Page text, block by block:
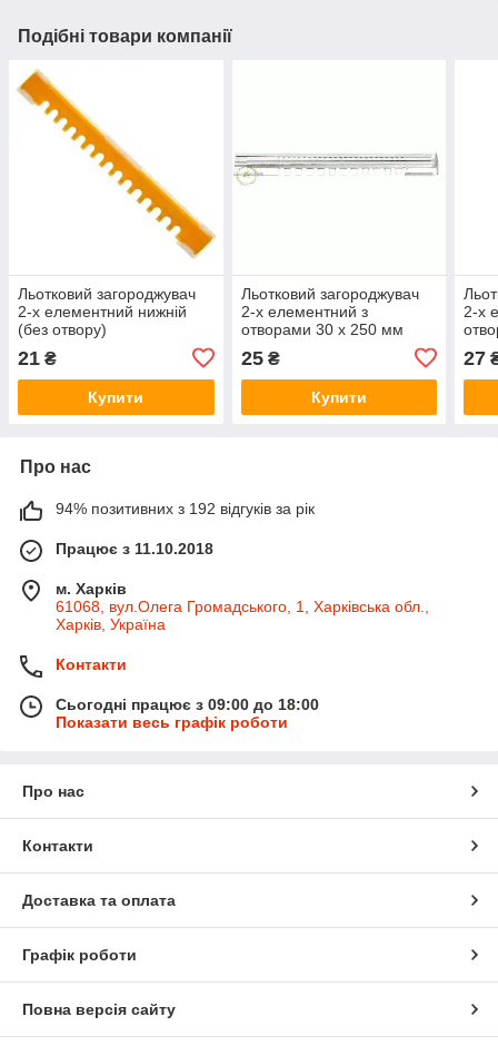
Подібні товари компанії
Льотковий загороджувач
2-х елементний нижній
(без отвору)
21 ₴
Купити
Льотковий загороджувач
2-х елементний з
отворами 30 x 250 мм
25₴
Купити
2-х
27
Про нас
94% позитивних з 192 відгуків за рік
Працює з 11.10.2018
м. Харків
61068, вул.Олега Громадського, 1, Харківська обл.,
Харків, Україна
Контакти
Сьогодні працює з 09:00 до 18:00
Показати весь графік роботи
Про нас
Контакти
Доставка та оплата
Графік роботи
Повна версія сайту